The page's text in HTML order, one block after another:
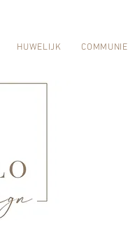
HUWELIJK COMMUNIE